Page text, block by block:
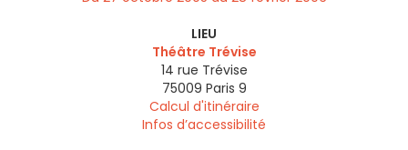
LIEU
Théâtre Trévise
14 rue Trévise
75009 Paris 9
Calcul d'itinéraire
Infos d’accessibilité